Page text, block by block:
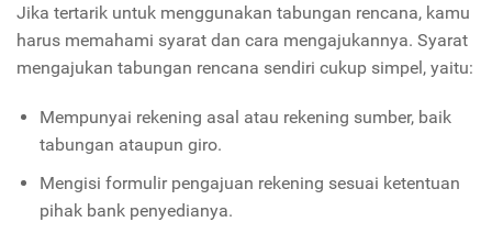
Jika tertarik untuk menggunakan tabungan rencana, kamu
harus memahami syarat dan cara mengajukannya. Syarat
mengajukan tabungan rencana sendiri cukup simpel, yaitu:
Mempunyai rekening asal atau rekening sumber, baik
tabungan ataupun giro.
Mengisi formulir pengajuan rekening sesuai ketentuan
pihak bank penyedianya.